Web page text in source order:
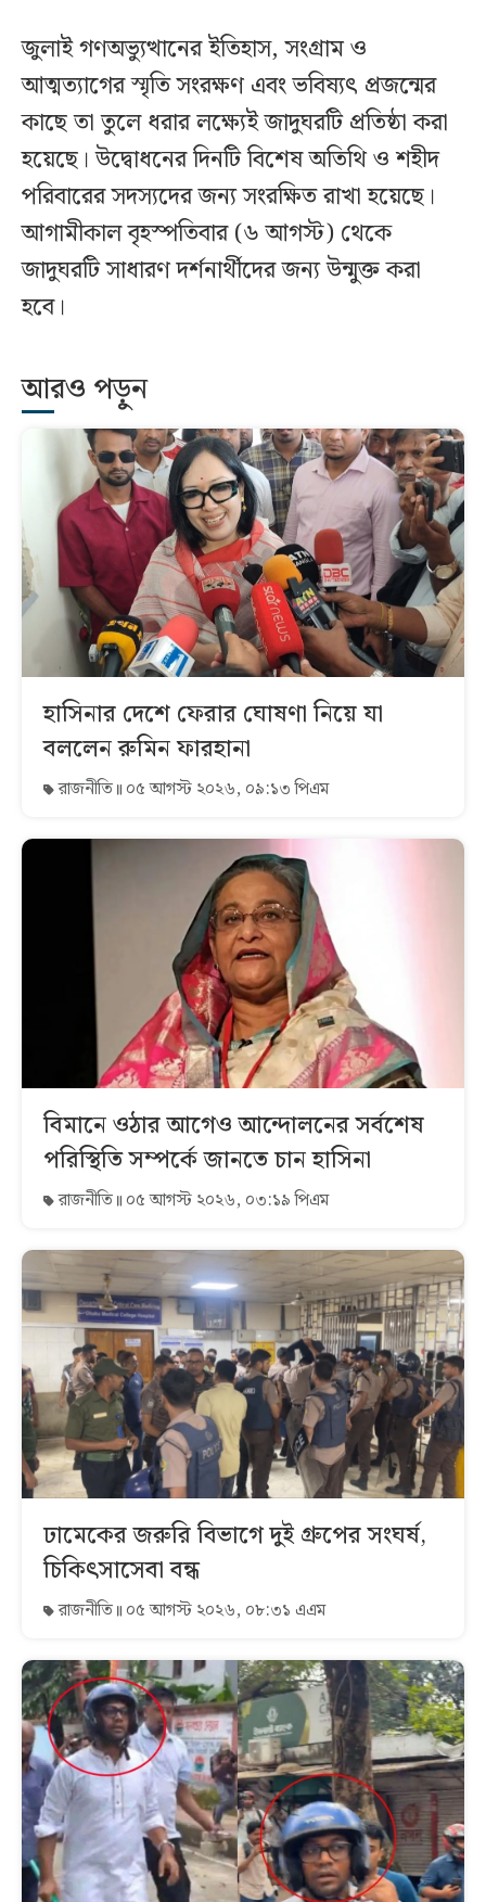
জুলাই গণঅভ্যুত্থানের ইতিহাস, সংগ্রাম ও
আত্মত্যাগের স্মৃতি সংরক্ষণ এবং ভবিষ্যৎ প্রজন্মের
কাছে তা তুলে ধরার লক্ষ্যেই জাদুঘরটি প্রতিষ্ঠা করা
হয়েছে। উদ্বোধনের দিনটি বিশেষ অতিথি ও শহীদ
পরিবারের সদস্যদের জন্য সংরক্ষিত রাখা হয়েছে।
আগামীকাল বৃহস্পতিবার (৬ আগস্ট) থেকে
জাদুঘরটি সাধারণ দর্শনার্থীদের জন্য উন্মুক্ত করা
হবে।
আরও পড়ুন
হাসিনার দেশে ফেরার ঘোষণা নিয়ে যা
বললেন রুমিন ফারহানা
রাজনীতি ০৫ আগস্ট ২০২৬, ০৯:১৩ পিএম
বিমানে ওঠার আগেও আন্দোলনের সর্বশেষ
পরিস্থিতি সম্পর্কে জানতে চান হাসিনা
রাজনীতি ০৫ আগস্ট ২০২৬, ০৩:১৯ পিএম
ঢামেকের জরুরি বিভাগে দুই গ্রুপের সংঘর্ষ,
চিকিৎসাসেবা বন্ধ
রাজনীতি ০৫ আগস্ট ২০২৬, ০৮:৩১ এএম